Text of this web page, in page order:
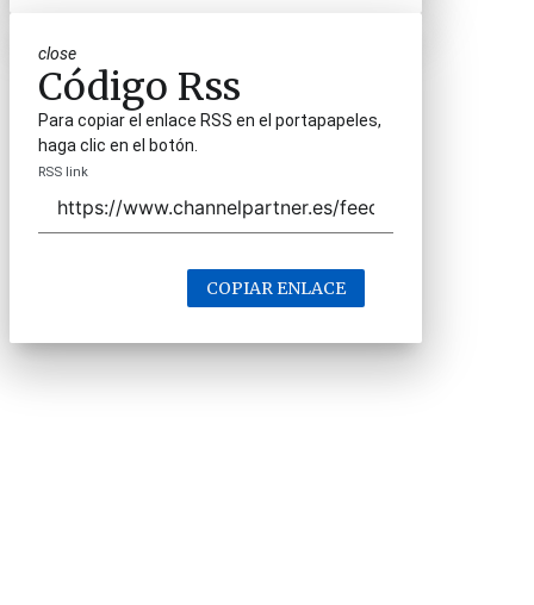
close
Código Rss
Para copiar el enlace RSS en el portapapeles,
haga clic en el botón.
RSS link
COPIAR ENLACE